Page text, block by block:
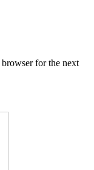
for the next